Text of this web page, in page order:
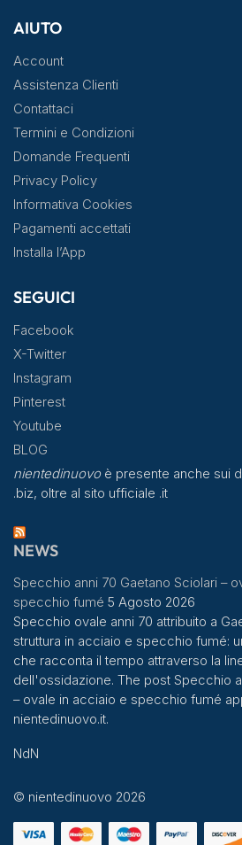
AIUTO
Account
Assistenza Clienti
Contattaci
Termini e Condizioni
Domande Frequenti
Privacy Policy
Informativa Cookies
Pagamenti accettati
Installa l’App
SEGUICI
Facebook
X-Twitter
Instagram
Pinterest
Youtube
BLOG
nientedinuovoè presente anche sui
.biz, oltre al sito ufficiale .it
NEWS
Specchio anni 70 Gaetano Sciolari –
specchio fumé 5 Agosto 2026
Specchio ovale anni 70 attribuito a
struttura in acciaio e specchio fumé:
che racconta il tempo attraverso la
dell'ossidazione. The post Specchio
– ovale in acciaio e specchio fumé
nientedinuovo.it.
NdN
© nientedinuovo 2026